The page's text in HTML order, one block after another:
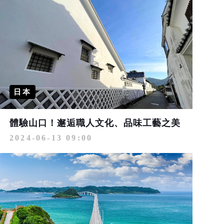
日本
體驗山口！邂逅職人文化、品味工藝之美
2024-06-13 09:00